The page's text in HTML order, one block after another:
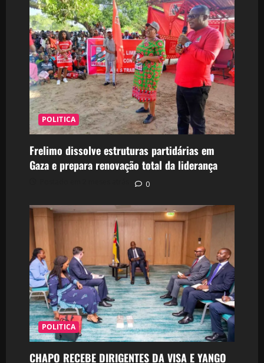
POLITICA
Frelimo dissolve estruturas partidárias em
Gaza e prepara renovação total da liderança
0
POLITICA
CHAPO RECEBE DIRIGENTES DA VISA E YANGO